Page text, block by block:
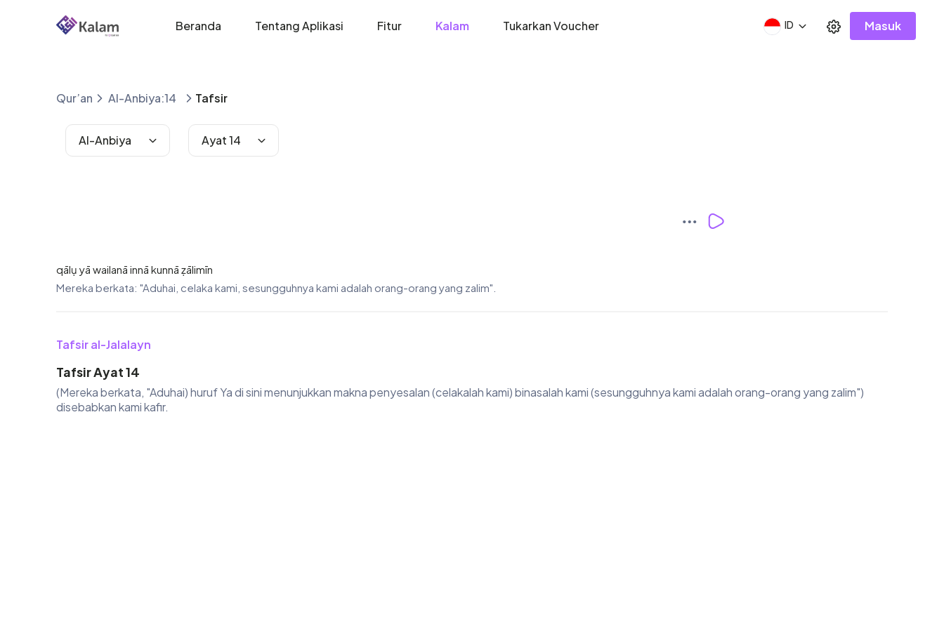
Beranda Tentang Aplikasi Fitur Kalam Tukarkan Voucher ID Masuk
Qur’an Al-Anbiya:14 Tafsir
Al-Anbiya Ayat 14
qālụ yā wailanā innā kunnā ẓālimīn
Mereka berkata: "Aduhai, celaka kami, sesungguhnya kami adalah orang-orang yang zaIim".
Tafsir al-Jalalayn
Tafsir Ayat 14
(Mereka berkata, "Aduhai) huruf Ya di sini menunjukkan makna penyesalan (celakalah kami) binasalah kami (sesungguhnya kami adalah orang-orang yang zalim")
disebabkan kami kafir.